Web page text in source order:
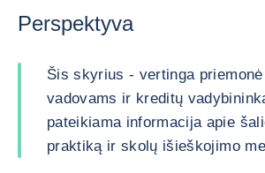
Perspektyva
Šis skyrius - vertinga
vadovams ir kreditų
pateikiama informacija apie
praktiką ir skolų išieškojimo